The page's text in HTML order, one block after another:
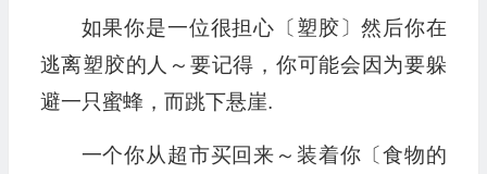
如果你是一位很担心〔塑胶〕然后你在
逃离塑胶的人～要记得，你可能会因为要躲
避一只蜜蜂，而跳下悬崖.
一个你从超市买回来～装着你〔食物的